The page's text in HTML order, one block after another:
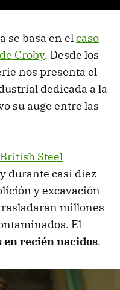
se basa en elcaso
Croby. Desde los
nos presenta el
dedicada a la
su auge entre las
British Steel
durante casi diez
y excavación
millones
El
recién nacidos.